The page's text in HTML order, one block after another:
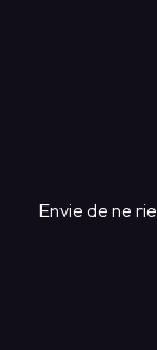
Envie de ne